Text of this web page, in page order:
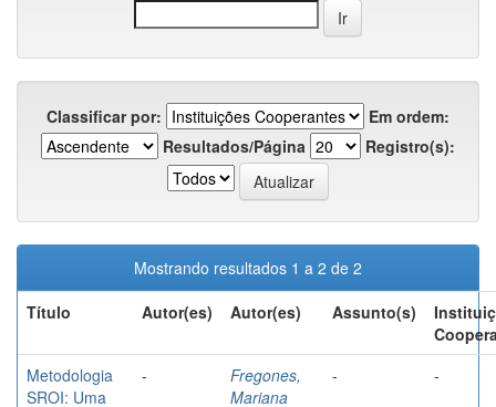
Classificar por:
Em ordem:
Resultados/Página
Registro(s):
Mostrando resultados 1 a 2 de 2
Título
Autor(es) Autor(es) Assunto(s)
Metodologia
SROI: Uma
-
Fregones,
Mariana
- -